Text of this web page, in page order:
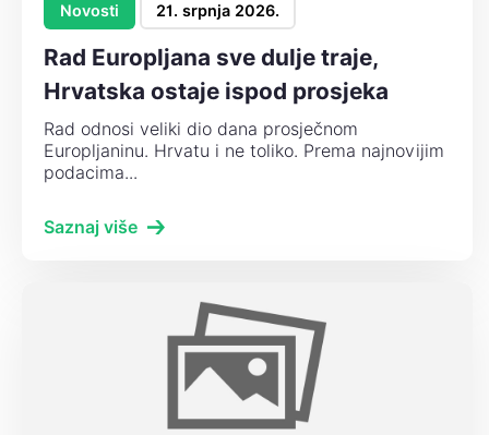
Novosti 21. srpnja 2026.
Rad Europljana sve dulje traje,
Hrvatska ostaje ispod prosjeka
Rad odnosi veliki dio dana prosječnom
Europljaninu. Hrvatu i ne toliko. Prema najnovijim
podacima...
Saznaj više